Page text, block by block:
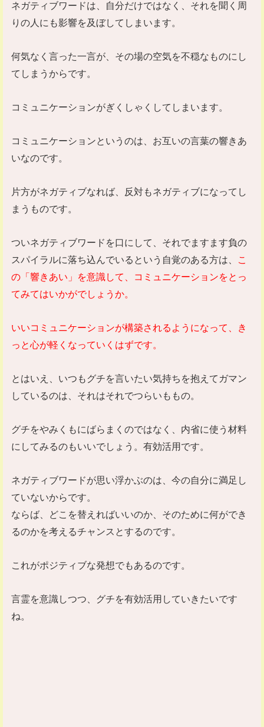
ネガティブワードは、自分だけではなく、それを聞く周
りの人にも影響を及ぼしてしまいます。
何気なく言った一言が、その場の空気を不穏なものにし
てしまうからです。
コミュニケーションがぎくしゃくしてしまいます。
コミュニケーションというのは、お互いの言葉の響きあ
いなのです。
片方がネガティブなれば、反対もネガティブになってし
まうものです。
ついネガティブワードを口にして、それでますます負の
スパイラルに落ち込んでいるという自覚のある方は、
こ
の「響きあい」を意識して、コミュニケーションをとっ
てみてはいかがでしょうか。
いいコミュニケーションが構築されるようになって、き
っと心が軽くなっていくはずです。
とはいえ、いつもグチを言いたい気持ちを抱えてガマン
しているのは、それはそれでつらいももの。
グチをやみくもにばらまくのではなく、内省に使う材料
にしてみるのもいいでしょう。有効活用です。
ネガティブワードが思い浮かぶのは、今の自分に満足し
ていないからです。
ならば、どこを替えればいいのか、そのために何ができ
るのかを考えるチャンスとするのです。
これがポジティブな発想でもあるのです。
言霊を意識しつつ、グチを有効活用していきたいです
ね。